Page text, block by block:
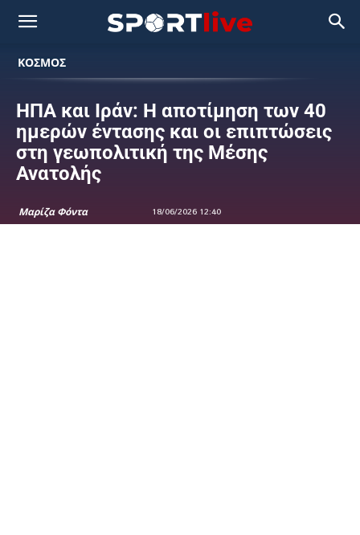
ΚΟΣΜΟΣ
ΗΠΑ και Ιράν: Η αποτίμηση των 40
ημερών έντασης και οι επιπτώσεις
στη γεωπολιτική της Μέσης
Ανατολής
Μαρίζα Φόντα 18/06/2026 12:40